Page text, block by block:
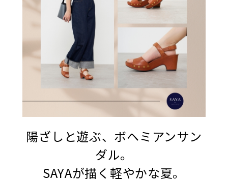
陽ざしと遊ぶ、ボヘミアンサン
ダル。
SAYAが描く軽やかな夏。